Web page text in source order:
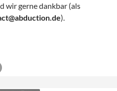
wir gerne dankbar (als
).
Bin ich ein Geist?